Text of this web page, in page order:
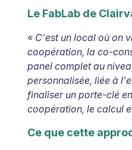
Le FabLab de
« C'est un local où on
coopération, la co-
panel complet au
personnalisée, liée à
finaliser un porte-clé
coopération, le calcul
Ce que cette